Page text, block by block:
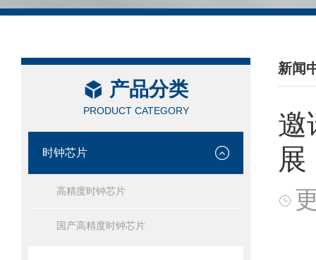
产品分类
PRODUCT CATEGORY
时钟芯片
高精度时钟芯片
国产高精度时钟芯片
新闻
/
邀